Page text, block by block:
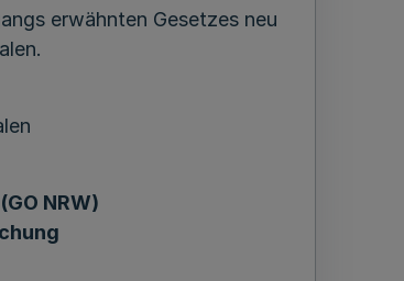
erwähnten Gesetzes neu
NRW)